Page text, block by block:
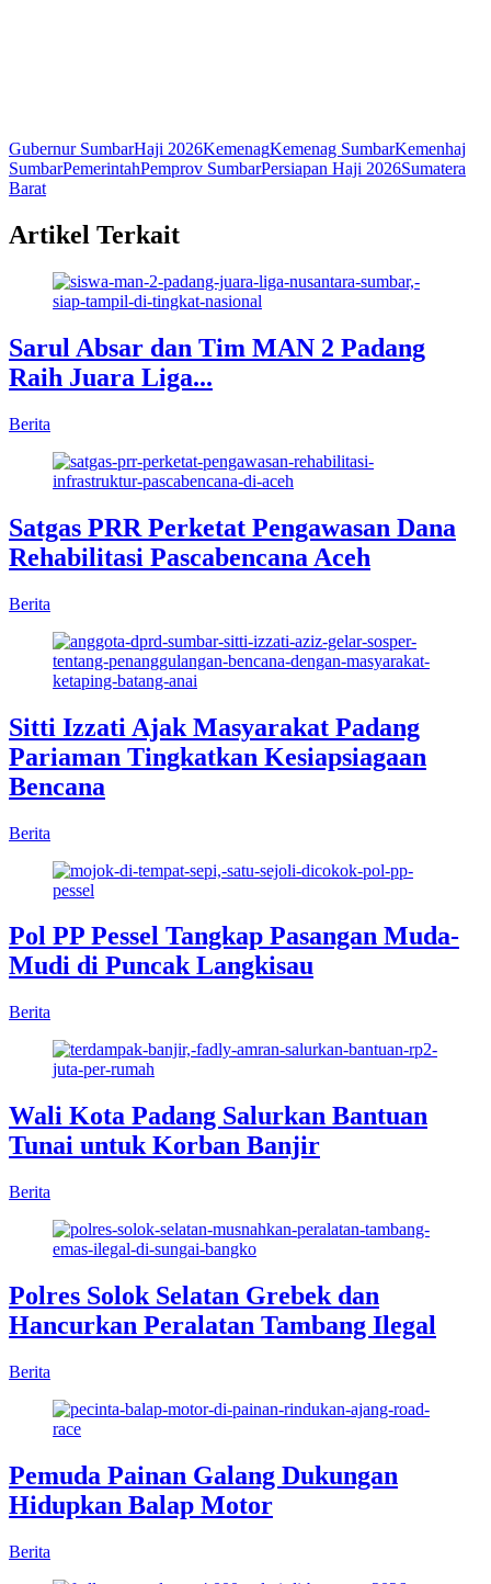
Gubernur SumbarHaji 2026KemenagKemenag SumbarKemenhaj
SumbarPemerintahPemprov SumbarPersiapan Haji 2026Sumatera
Barat
Artikel Terkait
Sarul Absar dan Tim MAN 2 Padang
Raih Juara Liga...
Berita
Satgas PRR Perketat Pengawasan Dana
Rehabilitasi Pascabencana Aceh
Berita
Sitti Izzati Ajak Masyarakat Padang
Pariaman Tingkatkan Kesiapsiagaan
Bencana
Berita
Pol PP Pessel Tangkap Pasangan Muda-
Mudi di Puncak Langkisau
Berita
Wali Kota Padang Salurkan Bantuan
Tunai untuk Korban Banjir
Berita
Polres Solok Selatan Grebek dan
Hancurkan Peralatan Tambang Ilegal
Berita
Pemuda Painan Galang Dukungan
Hidupkan Balap Motor
Berita